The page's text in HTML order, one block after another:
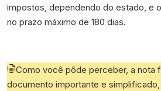
impostos, dependendo do estado, e
no prazo máximo de 180 dias.
Como você pôde perceber, a nota
documento importante e